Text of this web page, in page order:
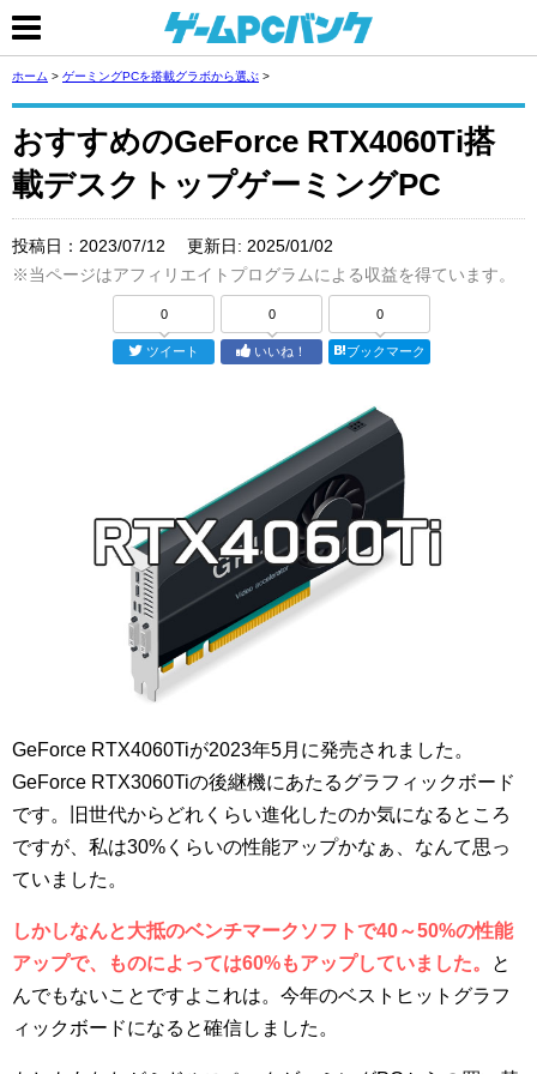
ホーム > ゲーミングPCを搭載グラボから選ぶ >
おすすめのGeForce RTX4060Ti搭
載デスクトップゲーミングPC
投稿日： 2023/07/12 更新日: 2025/01/02
※当ページはアフィリエイトプログラムによる収益を得ています。
0
ツイート
0
いいね！
0
ブックマーク
GeForce RTX4060Tiが2023年5月に発売されました。
GeForce RTX3060Tiの後継機にあたるグラフィックボード
です。旧世代からどれくらい進化したのか気になるところ
ですが、私は30%くらいの性能アップかなぁ、なんて思っ
ていました。
しかしなんと大抵のベンチマークソフトで40～50%の性能
アップで、ものによっては60%もアップしていました。
と
んでもないことですよこれは。今年のベストヒットグラフ
ィックボードになると確信しました。